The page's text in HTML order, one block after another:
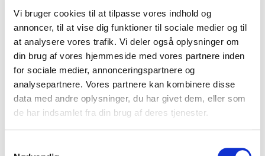
Vi bruger cookies til at tilpasse vores indhold og
annoncer, til at vise dig funktioner til sociale medier og til
at analysere vores trafik. Vi deler også oplysninger om
din brug af vores hjemmeside med vores partnere inden
for sociale medier, annonceringspartnere og
analysepartnere. Vores partnere kan kombinere disse
data med andre oplysninger, du har givet dem, eller som
de har indsamlet fra din brug af deres tjenester.
Finanskrisens årsager og
økonomiske konsekvenser
En finanskrise opstår sjældent som følge af én enkelt
begivenhed, men udvikler sig gennem komplekse
økonomiske sammenhænge.
Ole Krohn giver indsigt i
de finansielle mekanismer, markedsbevægelser og
erhvervsmæssige forhold, der ligger bag økonomiske
lettere at forstå gennem aktuelle og historiske